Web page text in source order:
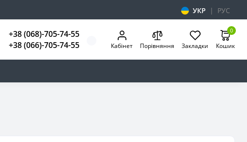
УКР | РУС
+38 (068)-705-74-55
+38 (066)-705-74-55
Кабінет Порівняння Закладки
0
Кошик